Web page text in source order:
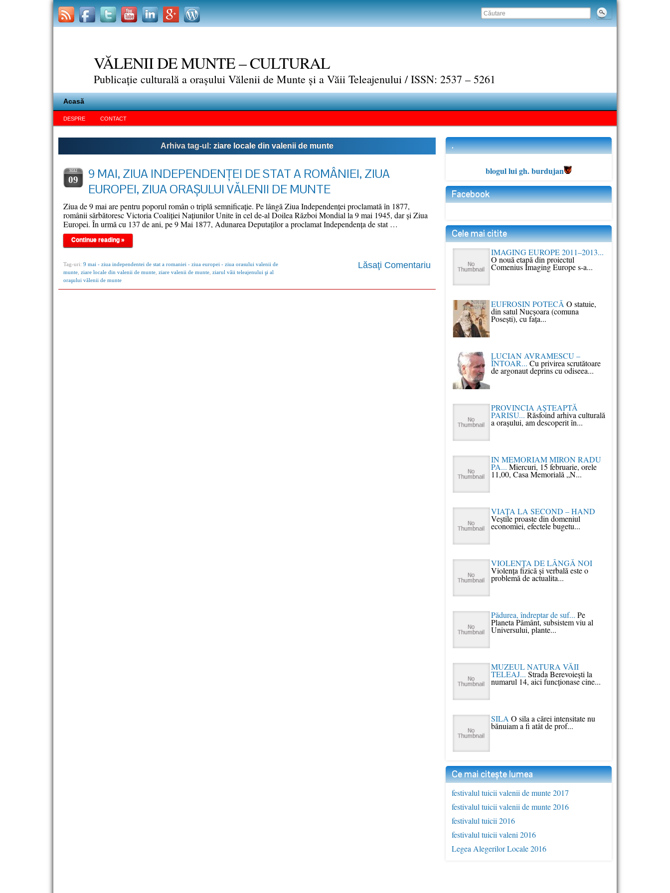
VĂLENII DE MUNTE – CULTURAL
Publicație culturală a orașului Vălenii de Munte și a Văii Teleajenului / ISSN: 2537 – 5261
Acasă
DESPRE CONTACT
Arhiva tag-ul: ziare locale din valenii de munte
MAI
09
9 MAI, ZIUA INDEPENDENŢEI DE STAT A ROMÂNIEI, ZIUA
EUROPEI, ZIUA ORAŞULUI VĂLENII DE MUNTE
Ziua de 9 mai are pentru poporul român o triplă semnificaţie. Pe lângă Ziua Independenţei proclamată în 1877,
românii sărbătoresc Victoria Coaliţiei Naţiunilor Unite în cel de-al Doilea Război Mondial la 9 mai 1945, dar şi Ziua
Europei. În urmă cu 137 de ani, pe 9 Mai 1877, Adunarea Deputaţilor a proclamat Independenţa de stat …
Continue reading »
Tag-uri: 9 mai - ziua independentei de stat a romaniei - ziua europei - ziua orasului valenii de
munte ziare locale din valenii de munte ziare valenii de munte ziarul văii teleajenului şi al
oraşului vălenii de munte
Lăsaţi Comentariu
.
blogul lui gh. burdujan
Facebook
Cele mai citite
IMAGING EUROPE 2011–2013...
O nouă etapă din proiectul
Comenius Imaging Europe s-a...
EUFROSIN POTECĂ O statuie,
din satul Nucşoara (comuna
Poseşti), cu faţa...
LUCIAN AVRAMESCU –
ÎNTOAR... Cu privirea scrutătoare
de argonaut deprins cu odiseea...
PROVINCIA AŞTEAPTĂ
PARISU... Răsfoind arhiva culturală
a oraşului, am descoperit în...
IN MEMORIAM MIRON RADU
PA... Miercuri, 15 februarie, orele
11,00, Casa Memorială „N...
VIAŢA LA SECOND – HAND
Veştile proaste din domeniul
economiei, efectele bugetu...
VIOLENŢA DE LÂNGĂ NOI
Violenţa fizică şi verbală este o
problemă de actualita...
Pǎdurea, îndreptar de suf... Pe
Planeta Pǎmânt, subsistem viu al
Universului, plante...
MUZEUL NATURA VĂII
TELEAJ... Strada Berevoieşti la
numarul 14, aici funcţionase cine...
SILA O sila a cărei intensitate nu
bănuiam a fi atât de prof...
Ce mai citește lumea
festivalul tuicii valenii de munte 2017
festivalul tuicii valenii de munte 2016
festivalul tuicii 2016
festivalul tuicii valeni 2016
Legea Alegerilor Locale 2016